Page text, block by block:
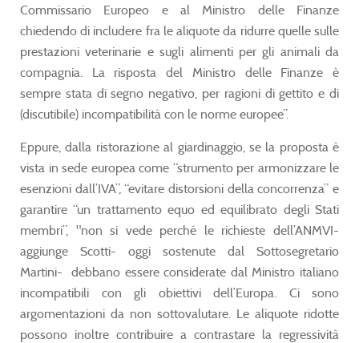
Commissario Europeo e al Ministro delle Finanze
chiedendo di includere fra le aliquote da ridurre quelle sulle
prestazioni veterinarie e sugli alimenti per gli animali da
compagnia. La risposta del Ministro delle Finanze è
sempre stata di segno negativo, per ragioni di gettito e di
(discutibile) incompatibilità con le norme europee”.
Eppure, dalla ristorazione al giardinaggio, se la proposta è
vista in sede europea come “strumento per armonizzare le
esenzioni dall’IVA”, “evitare distorsioni della concorrenza” e
garantire “un trattamento equo ed equilibrato degli Stati
membri”, "non si vede perché le richieste dell’ANMVI-
aggiunge Scotti- oggi sostenute dal Sottosegretario
Martini- debbano essere considerate dal Ministro italiano
incompatibili con gli obiettivi dell’Europa. Ci sono
argomentazioni da non sottovalutare. Le aliquote ridotte
possono inoltre contribuire a contrastare la regressività